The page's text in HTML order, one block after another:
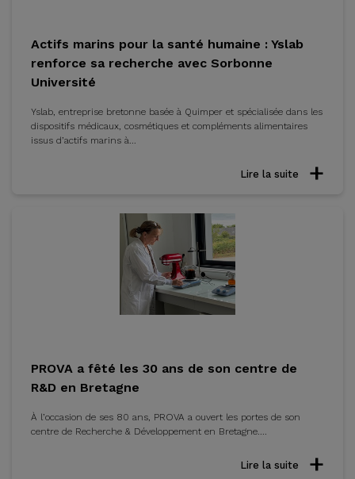
Actifs marins pour la santé humaine : Yslab
renforce sa recherche avec Sorbonne
Université
Yslab, entreprise bretonne basée à Quimper et spécialisée dans les
dispositifs médicaux, cosmétiques et compléments alimentaires
issus d’actifs marins à...
Lire la suite
PROVA a fêté les 30 ans de son centre de
R&D en Bretagne
À l’occasion de ses 80 ans, PROVA a ouvert les portes de son
centre de Recherche & Développement en Bretagne....
Lire la suite